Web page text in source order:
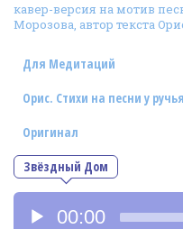
Фотогалерея
In English
Видео
Ииссиидиология
Номера песен
кавер-версия на мотив
Морозова, автор текста
Звёздный Дом
Для Медитаций
Орис. Стихи на песни у ручья
Оригинал
Аудиоплеер
00:00